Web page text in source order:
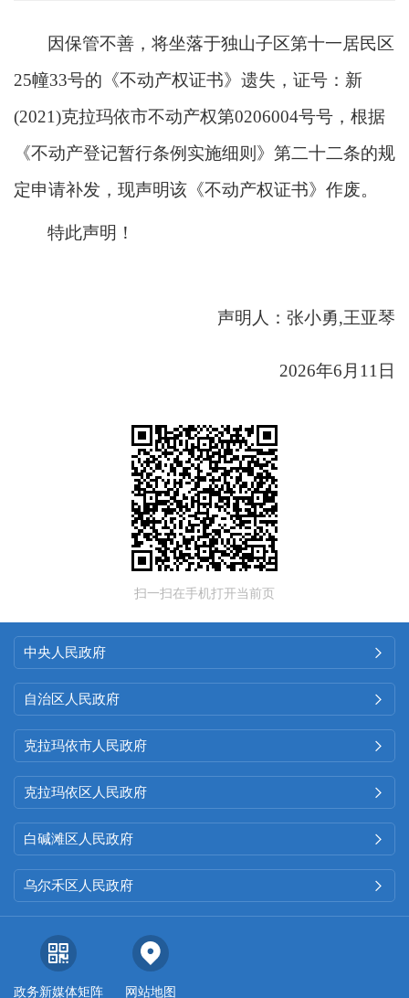
因保管不善，将坐落于独山子区第十一居民区
25幢33号的《不动产权证书》遗失，证号：新
(2021)克拉玛依市不动产权第0206004号号，根据
《不动产登记暂行条例实施细则》第二十二条的规
定申请补发，现声明该《不动产权证书》作废。
特此声明！
声明人：张小勇,王亚琴
2026年6月11日
扫一扫在手机打开当前页
中央人民政府 
自治区人民政府 
克拉玛依市人民政府 
克拉玛依区人民政府 
白碱滩区人民政府 
乌尔禾区人民政府 
政务新媒体矩阵 网站地图